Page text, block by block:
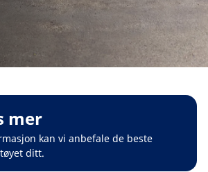
mer
kan vi anbefale de beste
ditt.